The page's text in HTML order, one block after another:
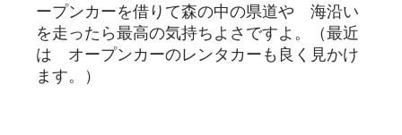
ープンカーを借りて森の中の県道や 海沿い
を走ったら最高の気持ちよさですよ。（最近
は オープンカーのレンタカーも良く見かけ
ます。）